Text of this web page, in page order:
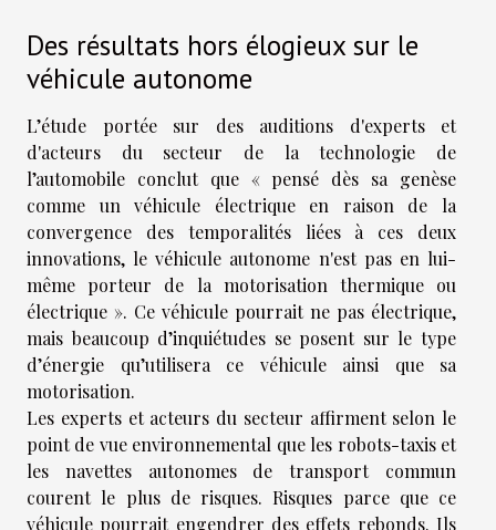
Des résultats hors élogieux sur le
véhicule autonome
L’étude portée sur des auditions d'experts et
d'acteurs du secteur de la technologie de
l’automobile conclut que « pensé dès sa genèse
comme un véhicule électrique en raison de la
convergence des temporalités liées à ces deux
innovations, le véhicule autonome n'est pas en lui-
même porteur de la motorisation thermique ou
électrique ». Ce véhicule pourrait ne pas électrique,
mais beaucoup d’inquiétudes se posent sur le type
d’énergie qu’utilisera ce véhicule ainsi que sa
motorisation.
Les experts et acteurs du secteur affirment selon le
point de vue environnemental que les robots-taxis et
les navettes autonomes de transport commun
courent le plus de risques. Risques parce que ce
véhicule pourrait engendrer des effets rebonds. Ils